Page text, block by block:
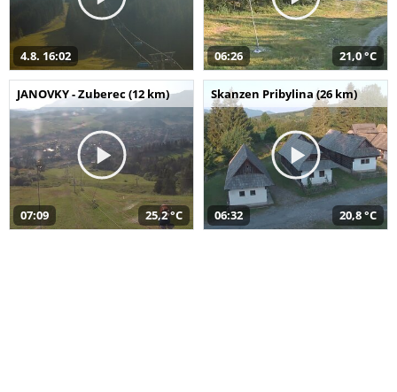
4.8. 16:02 06:26 21,0 °C
JANOVKY - Zuberec (12 km)
07:09 25,2 °C
Skanzen Pribylina (26 km)
06:32 20,8 °C